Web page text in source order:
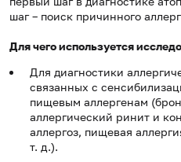
шаг – поиск причинного
Для чего используется
Для диагностики
связанных с
пищевым аллергенам
аллергический ринит и
аллергоз, пищевая
т. д.).